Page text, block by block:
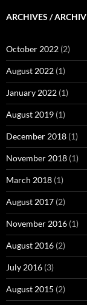
ARCHIVES / ARCHIV
October 2022 (2)
August 2022 (1)
January 2022 (1)
August 2019 (1)
December 2018 (1)
November 2018 (1)
March 2018 (1)
August 2017 (2)
November 2016 (1)
August 2016 (2)
July 2016 (3)
August 2015 (2)